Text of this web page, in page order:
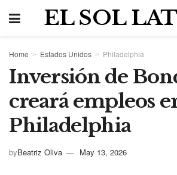
EL SOL
Home Estados Unidos Philadelphia
Inversión de
creará empleos
Philadelphia
byBeatriz Oliva May 13, 2026